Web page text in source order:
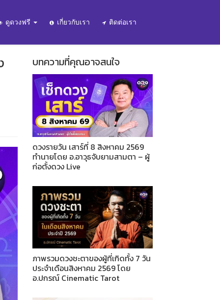
ดูดวงฟรี เกี่ยวกับเรา ติดต่อเรา
บทความที่คุณอาจสนใจ
ดวงรายวัน เสาร์ที่ 8 สิงหาคม 2569
ทำนายโดย อ.อาวุธจับยามสามตา – ผู้
ก่อตั้งดวง Live
ภาพรวมดวงชะตาของผู้ที่เกิดทั้ง 7 วัน
ประจำเดือนสิงหาคม 2569 โดย
อ.ปกรณ์ Cinematic Tarot